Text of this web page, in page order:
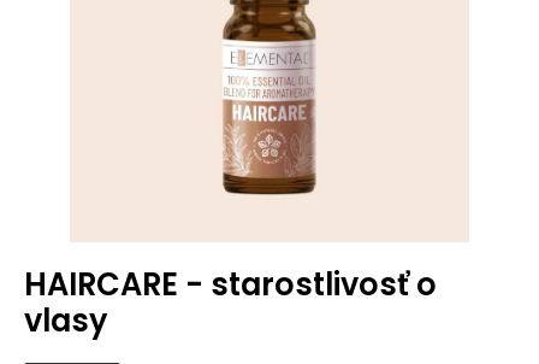
HAIRCARE - starostlivosť o
vlasy